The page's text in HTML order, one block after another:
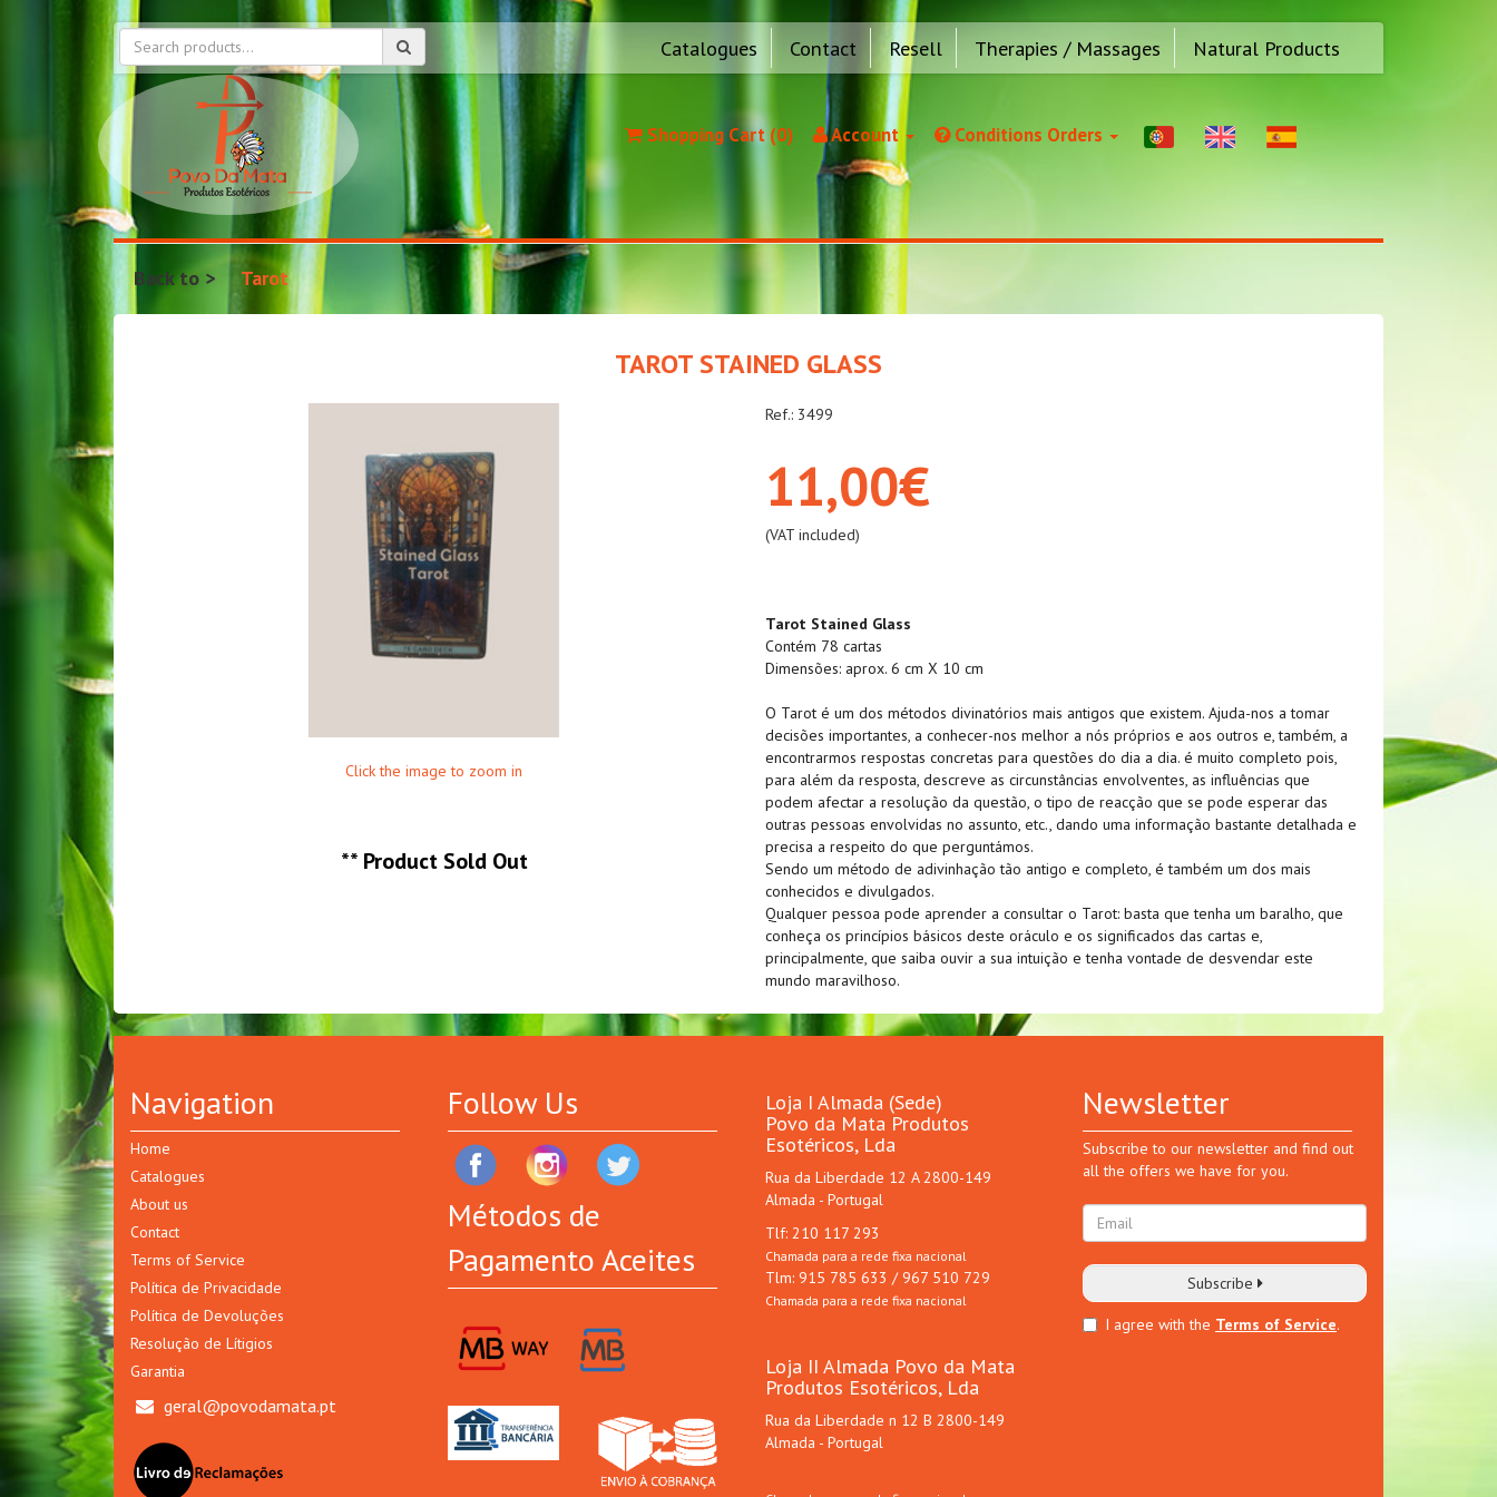
Catalogues Contact Resell Therapies / Massages Natural Products
Shopping Cart (0) Account Conditions Orders
Back to Tarot
TAROT STAINED GLASS
Click the image to zoom in
** Product Sold Out
Ref.: 3499
11,00€
(VAT included)
Tarot Stained Glass
Contém 78 cartas
Dimensões: aprox. 6 cm X 10 cm
O Tarot é um dos métodos divinatórios mais antigos que existem. Ajuda-nos a tomar
decisões importantes, a conhecer-nos melhor a nós próprios e aos outros e, também, a
encontrarmos respostas concretas para questões do dia a dia. é muito completo pois,
para além da resposta, descreve as circunstâncias envolventes, as influências que
podem afectar a resolução da questão, o tipo de reacção que se pode esperar das
outras pessoas envolvidas no assunto, etc., dando uma informação bastante detalhada e
precisa a respeito do que perguntámos.
Sendo um método de adivinhação tão antigo e completo, é também um dos mais
conhecidos e divulgados.
Qualquer pessoa pode aprender a consultar o Tarot: basta que tenha um baralho, que
conheça os princípios básicos deste oráculo e os significados das cartas e,
principalmente, que saiba ouvir a sua intuição e tenha vontade de desvendar este
mundo maravilhoso.
Navigation
Home
Catalogues
About us
Contact
Terms of Service
Política de Privacidade
Política de Devoluções
Resolução de Lítigios
Garantia
geral@povodamata.pt
Follow Us
Métodos de
Pagamento Aceites
Loja I Almada (Sede)
Povo da Mata Produtos
Esotéricos, Lda
Rua da Liberdade 12 A 2800-149
Almada - Portugal
Tlf: 210 117 293
Chamada para a rede fixa nacional
Tlm: 915 785 633 / 967 510 729
Chamada para a rede fixa nacional
Loja II Almada Povo da Mata
Produtos Esotéricos, Lda
Rua da Liberdade n 12 B 2800-149
Almada - Portugal
Newsletter
Subscribe to our newsletter and find out
all the offers we have for you.
Subscribe
I agree with the Terms of Service.